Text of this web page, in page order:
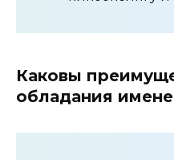
Каковы
обладания